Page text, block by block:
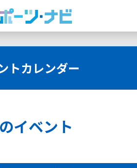
トカレンダー
イベント